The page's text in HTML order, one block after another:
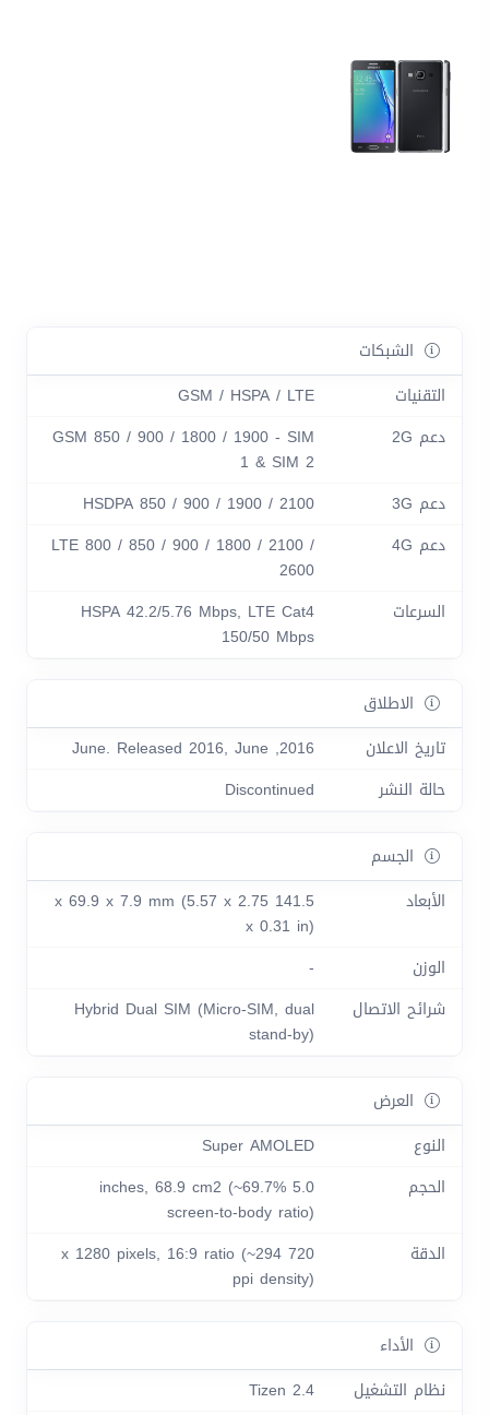
الشبكات
التقنيات
GSM / HSPA / LTE
دعم 2G
GSM 850 / 900 / 1800 / 1900 - SIM
1 & SIM 2
دعم 3G
HSDPA 850 / 900 / 1900 / 2100
دعم 4G
LTE 800 / 850 / 900 / 1800 / 2100 /
2600
السرعات
HSPA 42.2/5.76 Mbps, LTE Cat4
150/50 Mbps
الاطلاق
تاريخ الاعلان
2016, June. Released 2016, June
حالة النشر
Discontinued
الجسم
الأبعاد
141.5 x 69.9 x 7.9 mm (5.57 x 2.75
x 0.31 in)
الوزن
-
شرائح الاتصال
Hybrid Dual SIM (Micro-SIM, dual
stand-by)
العرض
النوع
Super AMOLED
الحجم
5.0 inches, 68.9 cm2 (~69.7%
screen-to-body ratio)
الدقة
720 x 1280 pixels, 16:9 ratio (~294
ppi density)
الأداء
نظام التشغيل
Tizen 2.4